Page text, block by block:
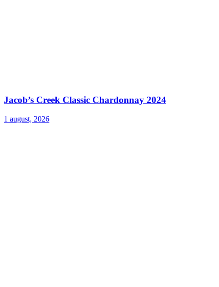
Jacob’s Creek Classic Chardonnay 2024
1 august, 2026